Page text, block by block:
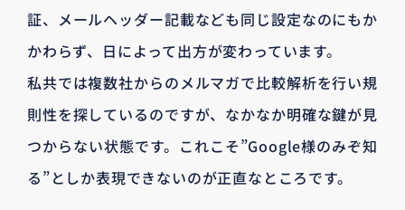
証、メールヘッダー記載なども同じ設定なのにもか
かわらず、日によって出方が変わっています。
私共では複数社からのメルマガで比較解析を行い規
則性を探しているのですが、なかなか明確な鍵が見
つからない状態です。これこそ”Google様のみぞ知
る”としか表現できないのが正直なところです。